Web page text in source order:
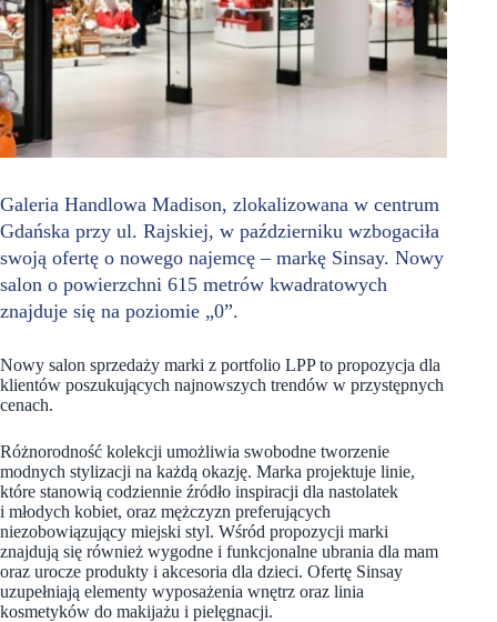
Galeria Handlowa Madison, zlokalizowana w centrum
Gdańska przy ul. Rajskiej, w październiku wzbogaciła
swoją ofertę o nowego najemcę – markę Sinsay. Nowy
salon o powierzchni 615 metrów kwadratowych
znajduje się na poziomie „0”.
Nowy salon sprzedaży marki z portfolio LPP to propozycja dla
klientów poszukujących najnowszych trendów w przystępnych
cenach.
Różnorodność kolekcji umożliwia swobodne tworzenie
modnych stylizacji na każdą okazję. Marka projektuje linie,
które stanowią codziennie źródło inspiracji dla nastolatek
i młodych kobiet, oraz mężczyzn preferujących
niezobowiązujący miejski styl. Wśród propozycji marki
znajdują się również wygodne i funkcjonalne ubrania dla mam
oraz urocze produkty i akcesoria dla dzieci. Ofertę Sinsay
uzupełniają elementy wyposażenia wnętrz oraz linia
kosmetyków do makijażu i pielęgnacji.